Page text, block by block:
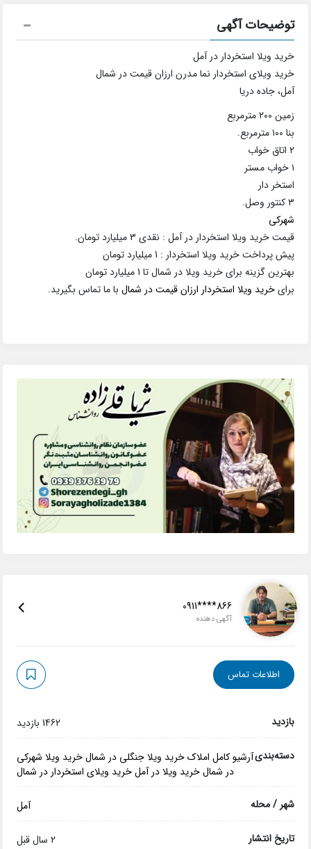
توضیحات آگهی
خرید ویلا استخردار در آمل
خرید ویلای استخردار نما مدرن ارزان قیمت در شمال
آمل، جاده دریا
زمین ۲۰۰ مترمربع
بنا ۱۰۰ مترمربع.
۲ اتاق خواب
۱ خواب مستر
استخر دار
۳ کنتور وصل.
شهرکی
قیمت خرید ویلا استخردار در آمل : نقدی 3 میلیارد تومان.
پیش پرداخت خرید ویلا استخردار : 1 میلیارد تومان
بهترین گزینه برای خرید ویلا در شمال تا 1 میلیارد تومان
برایخرید ویلا استخردار ارزان قیمت در شمال با ما تماس بگیرید.
0911****866
آگهی دهنده
اطلاعات تماس
بازدید 1462 بازدید
دسته‌بندیآرشیو کامل املاک خرید ویلا جنگلی در شمال خرید ویلا شهرکی
در شمال خرید ویلا در آمل خرید ویلای استخردار در شمال
شهر / محله آمل
تاریخ انتشار 2 سال قبل